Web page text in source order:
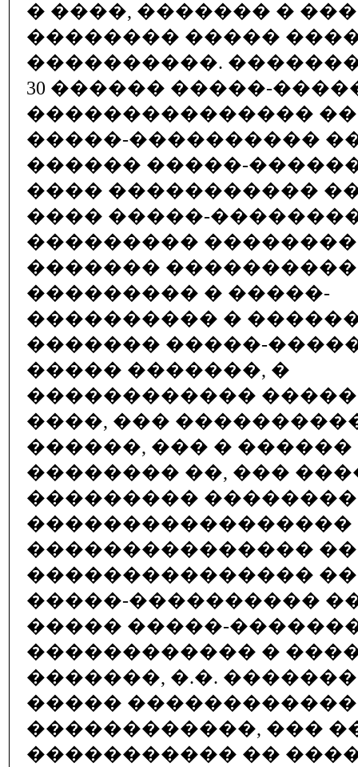
� ����, ������� �
�������� �����
����������.
30 ������ �����-
���������������
�����-����������
������ �����-
���� �����������
���� �����-
���������
������� ����������
��������� � �����-
���������� �
������� �����-
����� �������, �
������������
����, ���
������, ��� � ������
�������� ��, ���
���������
�����������������
���������������
���������������
�����-����������
����� �����-
������������ �
�������, �.�.
�����
������������, ���
����������� ��